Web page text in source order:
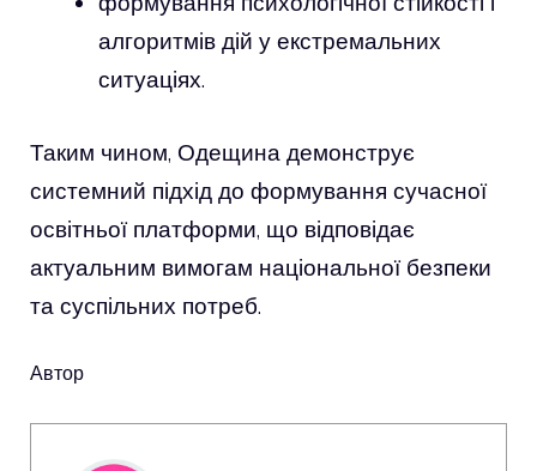
алгоритмів дій у екстремальних
ситуаціях.
Таким чином, Одещина демонструє
системний підхід до формування сучасної
освітньої платформи, що відповідає
актуальним вимогам національної безпеки
та суспільних потреб.
Автор